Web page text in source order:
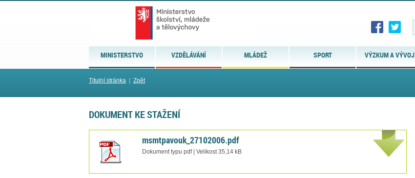
MINISTERSTVO VZDĚLÁVÁNÍ MLÁDEŽ SPORT VÝZKUM A VÝVOJ
Titulní stránka Zpět
DOKUMENT KE STAŽENÍ
msmtpavouk_27102006.pdf
Dokument typu pdf | Velikost 35,14 kB